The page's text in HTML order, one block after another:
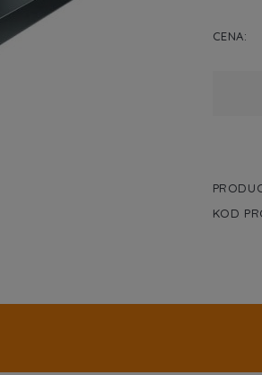
CENA:
KOD